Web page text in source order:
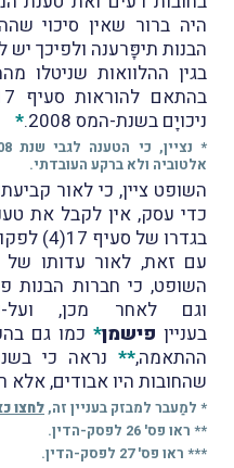
היה ברור שאין סיכוי
הבנות תיפָּרענה ולפיכך
בגין ההלוואות שניטלו
ניכויָם בשנת-המס 2008.
*
אלטוביה ולא ברקע העובדתי.
השופט ציין, כי לאור
כדי עסק, אין לקבל את
בגדרו של סעיף 17(4) לפקודה.
עם זאת, לאור עדותו
וגם לאחר מכן, ועל-
בעניין פישמן* כמו גם
ההתאמה,**
שהחובות היו אבודים, אלא
* למַעבר למבזק בעניין זה,לחצו
** ראו פס' 26 לפסק-הדין.
*** ראו פס' 27 לפסק-הדין.